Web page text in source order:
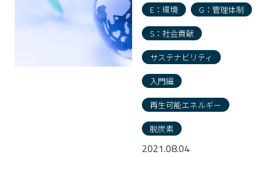
E：環境 G：管理体制
S：社会貢献
サステナビリティ
入門編
再生可能エネルギー
脱炭素
2021.08.04